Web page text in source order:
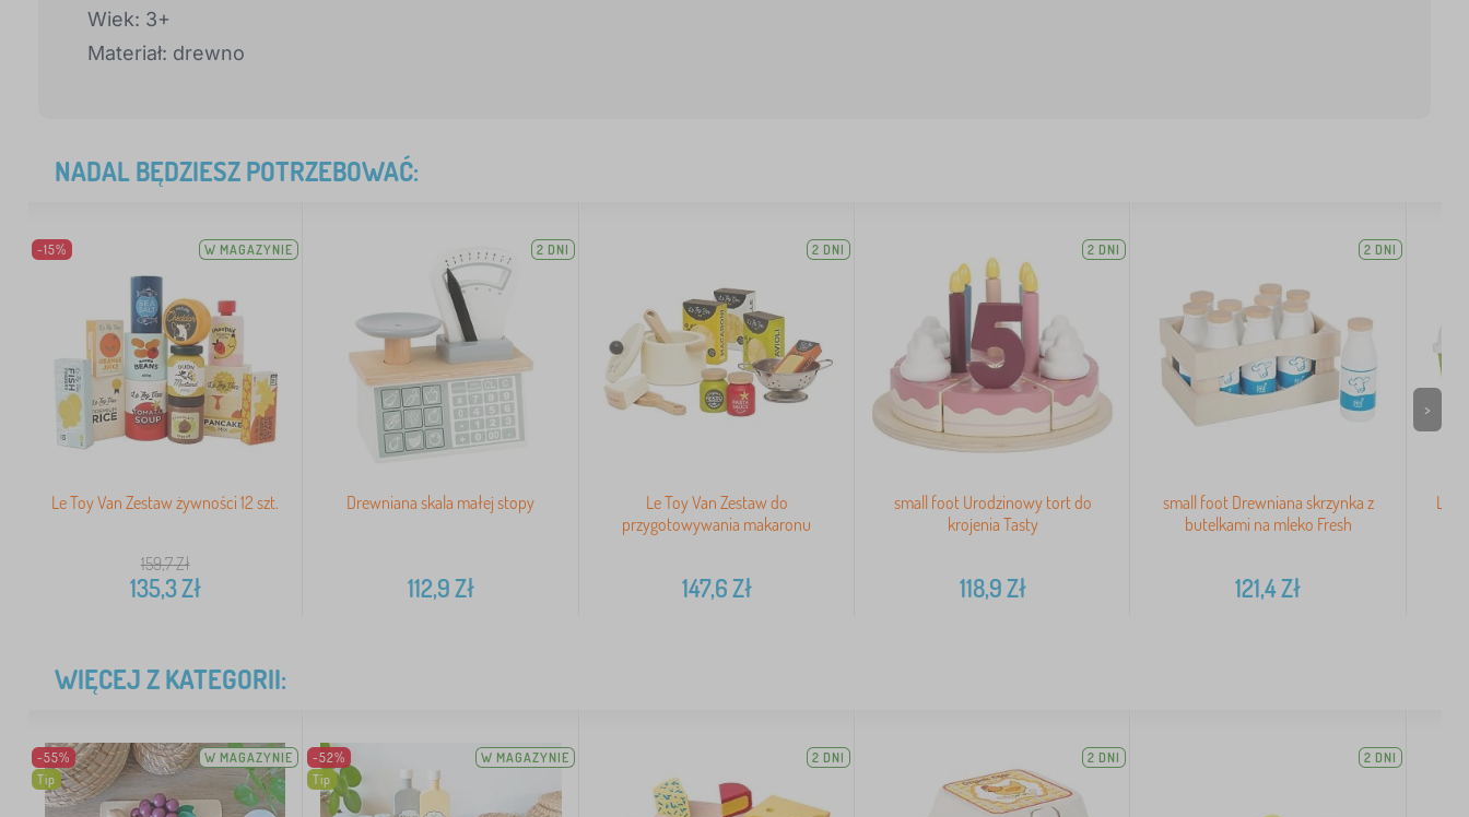
Wiek: 3+
Materiał: drewno
NADAL BĘDZIESZ POTRZEBOWAĆ:
-15% W MAGAZYNIE
Le Toy Van Zestaw żywności 12 szt.
159,7Zł
135,3Zł
2 DNI
Drewniana skala małej stopy
112,9Zł
2 DNI
Le Toy Van Zestaw do
przygotowywania makaronu
147,6Zł
2 DNI
small foot Urodzinowy tort do
krojenia Tasty
118,9Zł
2 DNI
small foot Drewniana skrzynka z
butelkami na mleko Fresh
121,4Zł
Le
>
WIĘCEJ Z KATEGORII:
-55%
Tip
W MAGAZYNIE
-52%
Tip
W MAGAZYNIE 2 DNI 2 DNI 2 DNI